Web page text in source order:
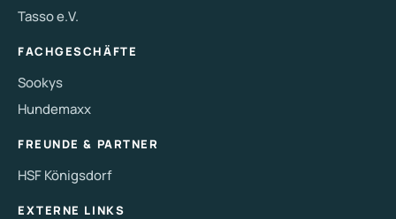
Tasso e.V.
FACHGESCHÄFTE
Sookys
Hundemaxx
FREUNDE & PARTNER
HSF Königsdorf
EXTERNE LINKS